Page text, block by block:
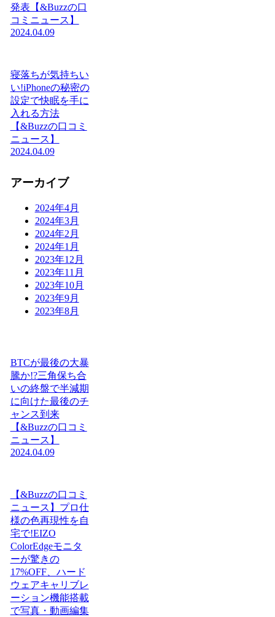
発表【&Buzzの口
コミニュース】
2024.04.09
寝落ちが気持ちい
い!iPhoneの秘密の
設定で快眠を手に
入れる方法
【&Buzzの口コミ
ニュース】
2024.04.09
アーカイブ
2024年4月
2024年3月
2024年2月
2024年1月
2023年12月
2023年11月
2023年10月
2023年9月
2023年8月
BTCが最後の大暴
騰か!?三角保ち合
いの終盤で半減期
に向けた最後のチ
ャンス到来
【&Buzzの口コミ
ニュース】
2024.04.09
【&Buzzの口コミ
ニュース】プロ仕
様の色再現性を自
宅で!EIZO
ColorEdgeモニタ
ーが驚きの
17%OFF、ハード
ウェアキャリブレ
ーション機能搭載
で写真・動画編集